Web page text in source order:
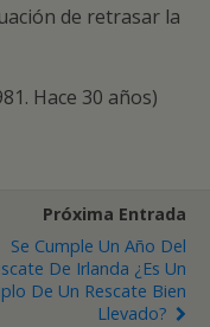
de retrasar la
Hace 30 años)
Próxima Entrada
Se Cumple Un Año Del
De Irlanda ¿es Un
De Un Rescate Bien
Llevado?